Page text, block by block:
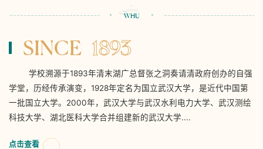
SINCE 1893
学校溯源于1893年清末湖广总督张之洞奏请清政府创办的自强
学堂，历经传承演变，1928年定名为国立武汉大学，是近代中国第
一批国立大学。2000年，武汉大学与武汉水利电力大学、武汉测绘
科技大学、湖北医科大学合并组建新的武汉大学....
点击查看